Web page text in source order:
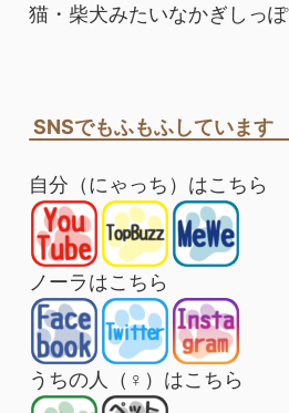
猫・柴犬みたいなかぎしっぽ
SNSでもふもふしています
自分（にゃっち）はこちら
ノーラはこちら
うちの人（♀）はこちら